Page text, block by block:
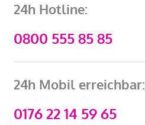
24h Hotline:
0800 555 85 85
24h Mobil erreichbar:
0176 22 14 59 65